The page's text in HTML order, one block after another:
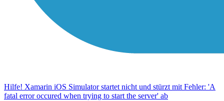
Hilfe! Xamarin iOS Simulator startet nicht und stürzt mit Fehler: 'A
fatal error occured when trying to start the server' ab